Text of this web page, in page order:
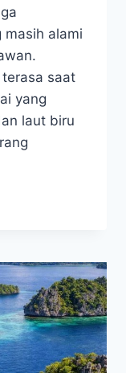
masih alami
saat
yang
laut biru